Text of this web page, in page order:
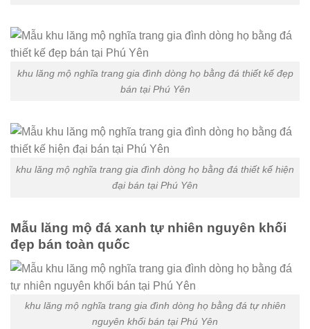
khu lăng mộ nghĩa trang gia đình dòng họ bằng đá thiết kế đẹp
bán tại Phú Yên
khu lăng mộ nghĩa trang gia đình dòng họ bằng đá thiết kế hiện
đại bán tại Phú Yên
Mẫu lăng mộ đá xanh tự nhiên nguyên khối
đẹp bán toàn quốc
khu lăng mộ nghĩa trang gia đình dòng họ bằng đá tự nhiên
nguyên khối bán tại Phú Yên